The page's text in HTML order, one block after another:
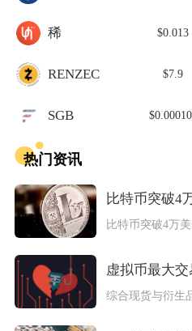
稀 $0.013
RENZEC $7.9
SGB
热门资讯
比特币突破4
虚拟币最大